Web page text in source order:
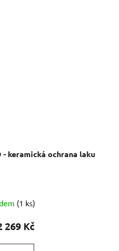
- keramická ochrana laku
hodnocení
produktu
5,0
(1 ks)
269 Kč